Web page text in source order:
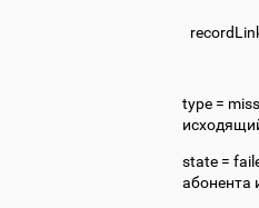
type =
state =
абонента